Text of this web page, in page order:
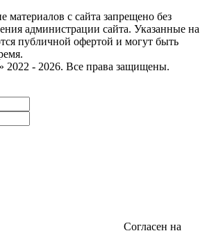
материалов с сайта запрещено без
администрации сайта. Указанные на
публичной офертой и могут быть
- 2026. Все права защищены.
Согласен на